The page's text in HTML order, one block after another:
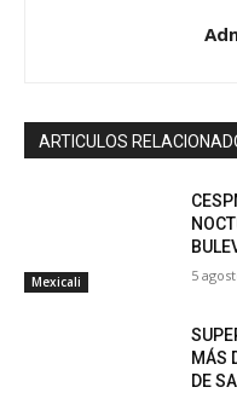
ARTICULOS
Mexicali 5
MÁS
DE